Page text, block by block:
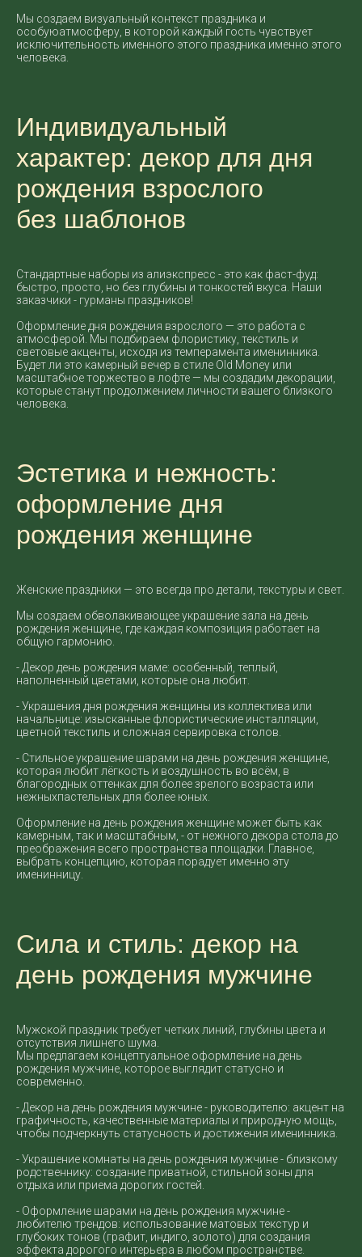
Мы создаем визуальный контекст праздника и
особуюатмосферу, в которой каждый гость чувствует
исключительность именного этого праздника именно этого
человека.
Индивидуальный
характер: декор для дня
рождения взрослого
без шаблонов
Стандартные наборы из алиэкспресс - это как фаст-фуд:
быстро, просто, но без глубины и тонкостей вкуса. Наши
заказчики - гурманы праздников!
Оформление дня рождения взрослого — это работа с
атмосферой. Мы подбираем флористику, текстиль и
световые акценты, исходя из темперамента именинника.
Будет ли это камерный вечер в стиле Old Money или
масштабное торжество в лофте — мы создадим декорации,
которые станут продолжением личности вашего близкого
человека.
Эстетика и нежность:
оформление дня
рождения женщине
Женские праздники — это всегда про детали, текстуры и свет.
Мы создаем обволакивающее украшение зала на день
рождения женщине, где каждая композиция работает на
общую гармонию.
- Декор день рождения маме: особенный, теплый,
наполненный цветами, которые она любит.
- Украшения дня рождения женщины из коллектива или
начальнице: изысканные флористические инсталляции,
цветной текстиль и сложная сервировка столов.
- Стильное украшение шарами на день рождения женщине,
которая любит лёгкость и воздушность во всём, в
благородных оттенках для более зрелого возраста или
нежныхпастельных для более юных.
Оформление на день рождения женщине может быть как
камерным, так и масштабным, - от нежного декора стола до
преображения всего пространства площадки. Главное,
выбрать концепцию, которая порадует именно эту
именинницу.
Сила и стиль: декор на
день рождения мужчине
Мужской праздник требует четких линий, глубины цвета и
отсутствия лишнего шума.
Мы предлагаем концептуальное оформление на день
рождения мужчине, которое выглядит статусно и
современно.
- Декор на день рождения мужчине - руководителю: акцент на
графичность, качественные материалы и природную мощь,
чтобы подчеркнуть статусность и достижения именинника.
- Украшение комнаты на день рождения мужчине - близкому
родственнику: создание приватной, стильной зоны для
отдыха или приема дорогих гостей.
- Оформление шарами на день рождения мужчине -
любителю трендов: использование матовых текстур и
глубоких тонов (графит, индиго, золото) для создания
эффекта дорогого интерьера в любом пространстве.